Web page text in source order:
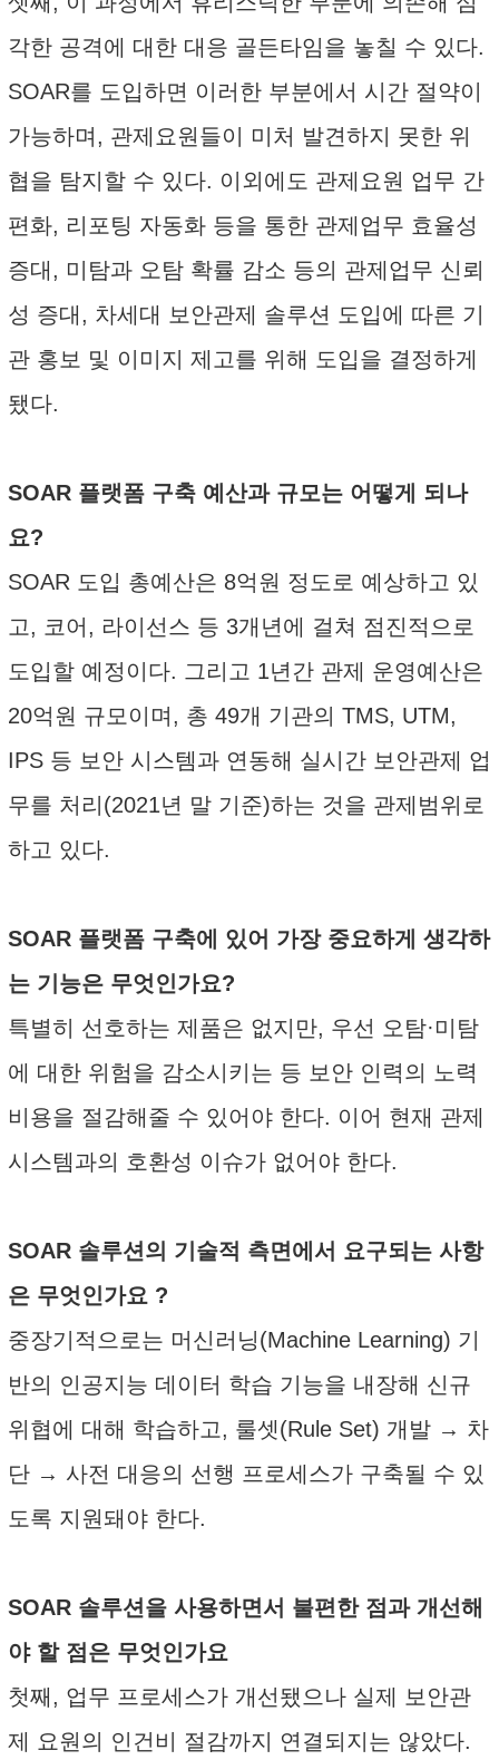
각한 공격에 대한 대응 골든타임을 놓칠 수 있다.
SOAR를 도입하면 이러한 부분에서 시간 절약이
가능하며, 관제요원들이 미처 발견하지 못한 위
협을 탐지할 수 있다. 이외에도 관제요원 업무 간
편화, 리포팅 자동화 등을 통한 관제업무 효율성
증대, 미탐과 오탐 확률 감소 등의 관제업무 신뢰
성 증대, 차세대 보안관제 솔루션 도입에 따른 기
관 홍보 및 이미지 제고를 위해 도입을 결정하게
됐다.
SOAR 플랫폼 구축 예산과 규모는 어떻게 되나
요?
SOAR 도입 총예산은 8억원 정도로 예상하고 있
고, 코어, 라이선스 등 3개년에 걸쳐 점진적으로
도입할 예정이다. 그리고 1년간 관제 운영예산은
20억원 규모이며, 총 49개 기관의 TMS, UTM,
IPS 등 보안 시스템과 연동해 실시간 보안관제 업
무를 처리(2021년 말 기준)하는 것을 관제범위로
하고 있다.
SOAR 플랫폼 구축에 있어 가장 중요하게 생각하
는 기능은 무엇인가요?
특별히 선호하는 제품은 없지만, 우선 오탐·미탐
에 대한 위험을 감소시키는 등 보안 인력의 노력
비용을 절감해줄 수 있어야 한다. 이어 현재 관제
시스템과의 호환성 이슈가 없어야 한다.
SOAR 솔루션의 기술적 측면에서 요구되는 사항
은 무엇인가요 ?
중장기적으로는 머신러닝(Machine Learning) 기
반의 인공지능 데이터 학습 기능을 내장해 신규
위협에 대해 학습하고, 룰셋(Rule Set) 개발 → 차
단 → 사전 대응의 선행 프로세스가 구축될 수 있
도록 지원돼야 한다.
SOAR 솔루션을 사용하면서 불편한 점과 개선해
야 할 점은 무엇인가요
첫째, 업무 프로세스가 개선됐으나 실제 보안관
제 요원의 인건비 절감까지 연결되지는 않았다.